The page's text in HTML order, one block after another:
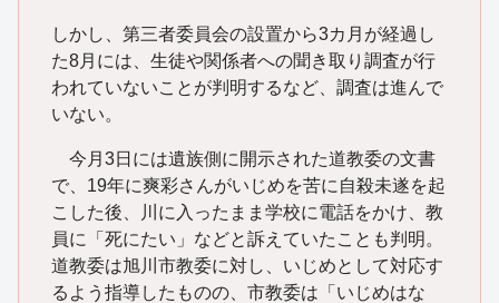
しかし、第三者委員会の設置から3カ月が経過し
た8月には、生徒や関係者への聞き取り調査が行
われていないことが判明するなど、調査は進んで
いない。
今月3日には遺族側に開示された道教委の文書
で、19年に爽彩さんがいじめを苦に自殺未遂を起
こした後、川に入ったまま学校に電話をかけ、教
員に「死にたい」などと訴えていたことも判明。
道教委は旭川市教委に対し、いじめとして対応す
るよう指導したものの、市教委は「いじめはな